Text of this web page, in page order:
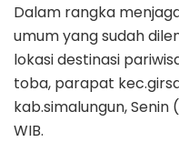
Dalam rangka
umum yang sudah
lokasi destinasi
toba, parapat
kab.simalungun, Senin
WIB.